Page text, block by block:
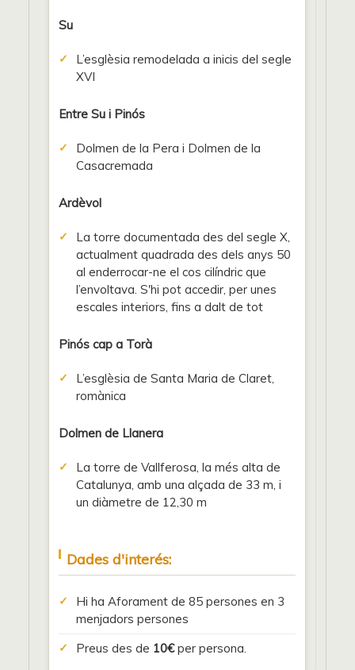
Su
L’esglèsia remodelada a inicis del segle
XVI
Entre Su i Pinós
Dolmen de la Pera i Dolmen de la
Casacremada
Ardèvol
La torre documentada des del segle X,
actualment quadrada des dels anys 50
al enderrocar-ne el cos cilíndric que
l’envoltava. S'hi pot accedir, per unes
escales interiors, fins a dalt de tot
Pinós cap a Torà
L’esglèsia de Santa Maria de Claret,
romànica
Dolmen de Llanera
La torre de Vallferosa, la més alta de
Catalunya, amb una alçada de 33 m, i
un diàmetre de 12,30 m
Dades d'interés:
Hi ha Aforament de 85 persones en 3
menjadors persones
Preus des de 10€per persona.